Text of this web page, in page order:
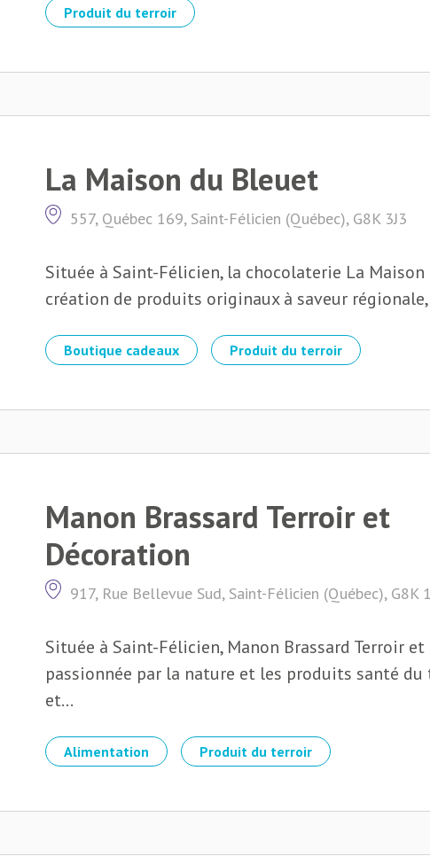
Produit du terroir
La Maison du Bleuet
557, Québec 169, Saint-Félicien (Québec), G8K 3J3
Située à Saint-Félicien, la chocolaterie La
création de produits originaux à saveur
Boutique cadeaux Produit du terroir
Manon Brassard Terroir et
Décoration
917, Rue Bellevue Sud, Saint-Félicien (Québec), G8K
Située à Saint-Félicien, Manon Brassard Terroir
passionnée par la nature et les produits santé du
et...
Alimentation Produit du terroir